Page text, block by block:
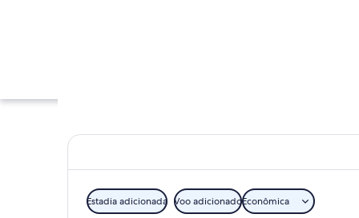
Estadia adicionada Voo adicionadoEconômica